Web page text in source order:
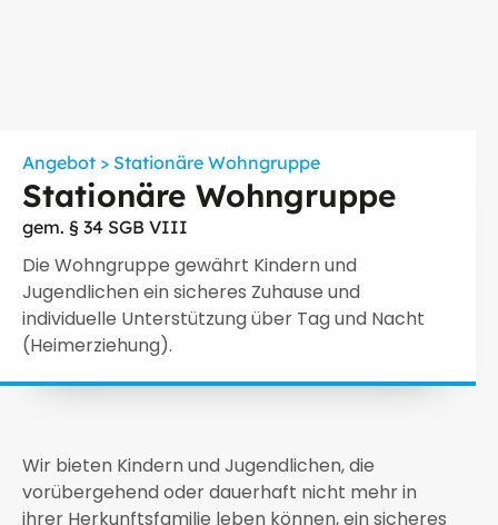
Angebot > Stationäre Wohngruppe
Stationäre Wohngruppe
gem. § 34 SGB VIII
Die Wohngruppe gewährt Kindern und
Jugendlichen ein sicheres Zuhause und
individuelle Unterstützung über Tag und Nacht
(Heimerziehung).
Wir bieten Kindern und Jugendlichen, die
vorübergehend oder dauerhaft nicht mehr in
ihrer Herkunftsfamilie leben können, ein sicheres